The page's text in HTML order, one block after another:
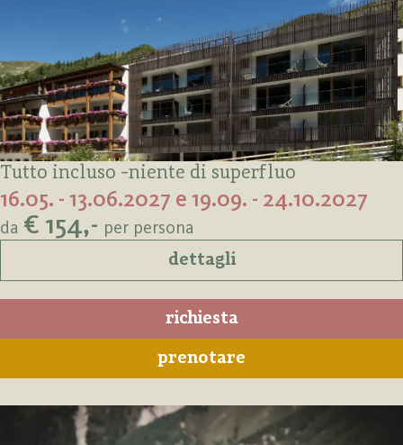
Tutto incluso -niente di superfluo
16.05. - 13.06.2027 e 19.09. - 24.10.2027
da € 154,- per persona
dettagli
richiesta
prenotare